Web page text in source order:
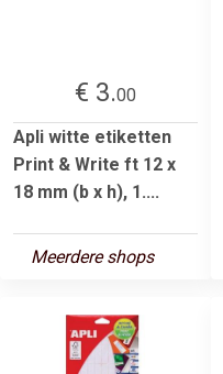
€ 3.00
Apli witte etiketten
Print & Write ft 12 x
18 mm (b x h), 1....
Meerdere shops